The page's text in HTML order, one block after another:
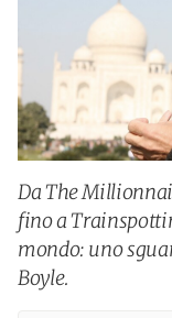
Da The
fino a
mondo: uno
Boyle.